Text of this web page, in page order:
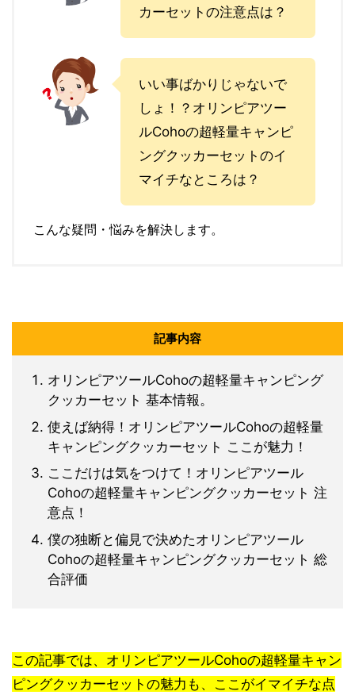
カーセットの注意点は？
いい事ばかりじゃないで
しょ！？オリンピアツー
ルCohoの超軽量キャンピ
ングクッカーセットのイ
マイチなところは？
こんな疑問・悩みを解決します。
記事内容
オリンピアツールCohoの超軽量キャンピング
クッカーセット 基本情報。
使えば納得！オリンピアツールCohoの超軽量
キャンピングクッカーセット ここが魅力！
ここだけは気をつけて！オリンピアツール
Cohoの超軽量キャンピングクッカーセット 注
意点！
僕の独断と偏見で決めたオリンピアツール
Cohoの超軽量キャンピングクッカーセット 総
合評価
この記事では、オリンピアツールCohoの超軽量キャン
ピングクッカーセットの魅力も、ここがイマイチな点